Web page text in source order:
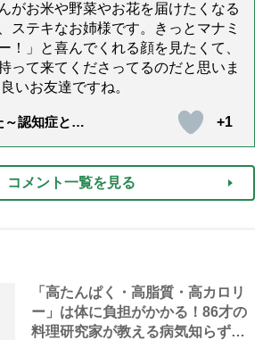
がお米や野菜やお花を届けたくなる
ステキなお姉様です。きっとマナミ
！」と喜んでくれる顔を見たくて、
って来てくださってるのだと思いま
いお友達ですね。
～認知症と介
」）
+1
コメント一覧を見る
「高たんぱく・高脂質・高カロリ
ー」は体に負担がかかる！86才の
料理研究家が教える病気知らずの